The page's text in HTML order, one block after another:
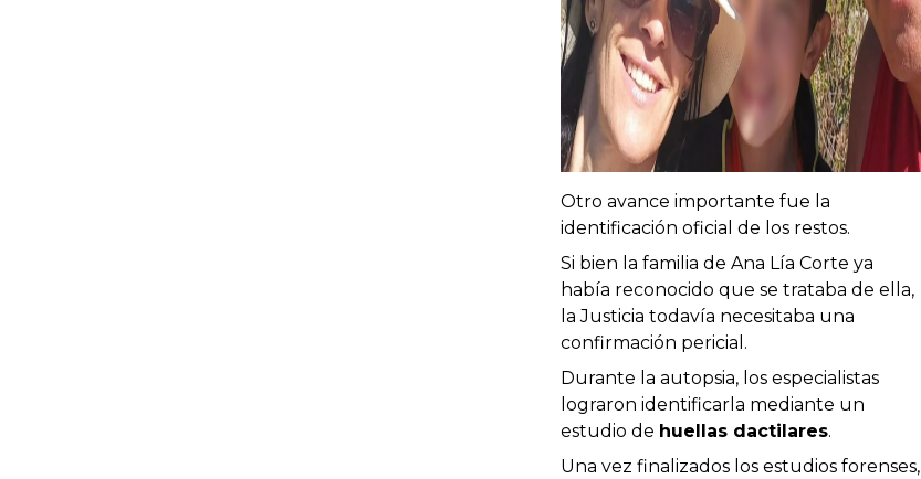
Otro avance importante fue la
identificación oficial de los restos.
Si bien la familia de Ana Lía Corte ya
había reconocido que se trataba de ella,
la Justicia todavía necesitaba una
confirmación pericial.
Durante la autopsia, los especialistas
lograron identificarla mediante un
estudio de huellas dactilares.
Una vez finalizados los estudios forenses,